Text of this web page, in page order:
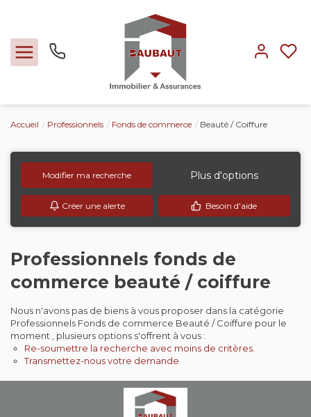
Locations
Expertise
Nos métiers
L'agence
Contact
Extranet
Accueil Professionnels Fonds de commerce Beauté / Coiffure
Modifier ma recherche Plus d'options
Créer une alerte Besoin d'aide
Professionnels fonds de
commerce beauté / coiffure
Nous n'avons pas de biens à vous proposer dans la catégorie
Professionnels Fonds de commerce Beauté / Coiffure pour le
moment , plusieurs options s'offrent à vous :
Re-soumettre la recherche avec moins de critères.
Transmettez-nous votre demande